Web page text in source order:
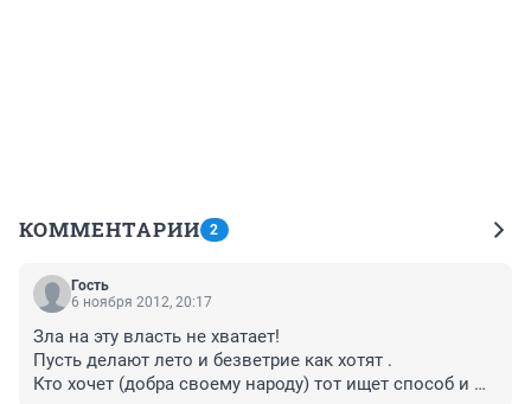
КОММЕНТАРИИ 2
Гость
6 ноября 2012, 20:17
Зла на эту власть не хватает!
Пусть делают лето и безветрие как хотят .
Кто хочет (добра своему народу) тот ищет способ и